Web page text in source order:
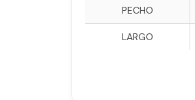
PECHO
LARGO